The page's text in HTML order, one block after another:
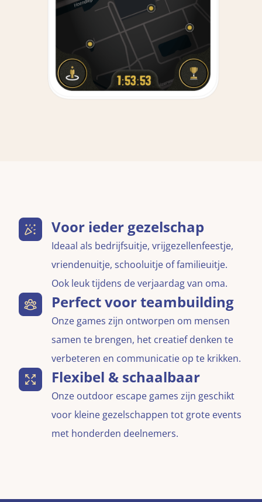
Voor ieder gezelschap
Ideaal als bedrijfsuitje, vrijgezellenfeestje,
vriendenuitje, schooluitje of familieuitje.
Ook leuk tijdens de verjaardag van oma.
Perfect voor teambuilding
Onze games zijn ontworpen om mensen
samen te brengen, het creatief denken te
verbeteren en communicatie op te krikken.
Flexibel & schaalbaar
Onze outdoor escape games zijn geschikt
voor kleine gezelschappen tot grote events
met honderden deelnemers.